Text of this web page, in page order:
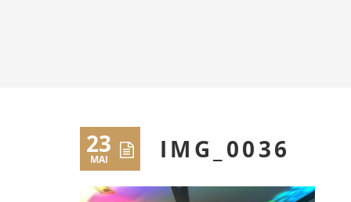
23
MAI IMG_0036